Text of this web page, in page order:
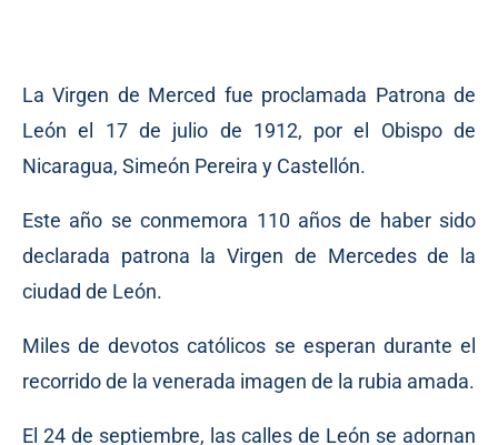
La Virgen de Merced fue proclamada Patrona de
León el 17 de julio de 1912, por el Obispo de
Nicaragua, Simeón Pereira y Castellón.
Este año se conmemora 110 años de haber sido
declarada patrona la Virgen de Mercedes de la
ciudad de León.
Miles de devotos católicos se esperan durante el
recorrido de la venerada imagen de la rubia amada.
El 24 de septiembre, las calles de León se adornan